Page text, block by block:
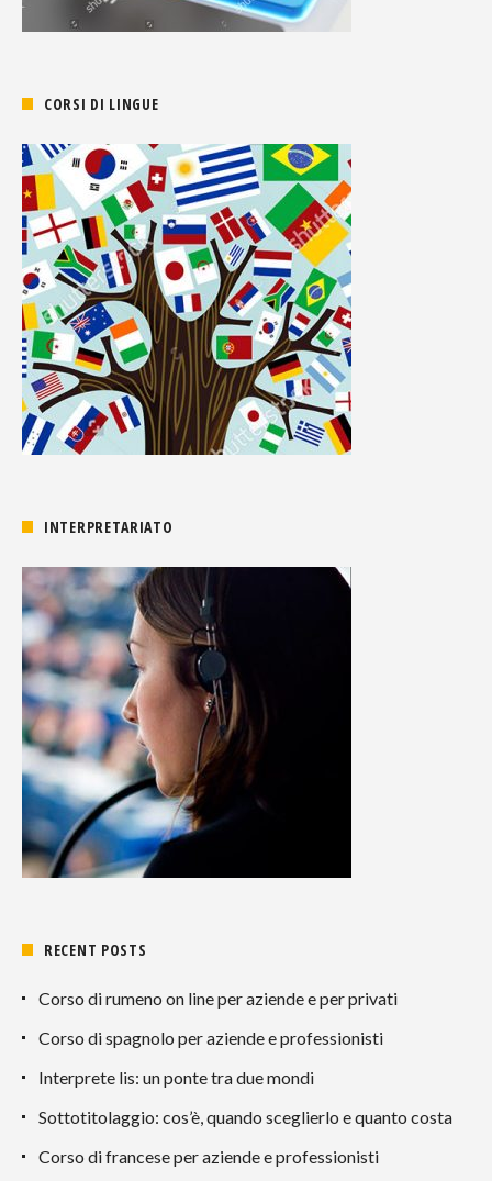
CORSI DI LINGUE
INTERPRETARIATO
RECENT POSTS
Corso di rumeno on line per aziende e per privati
Corso di spagnolo per aziende e professionisti
Interprete lis: un ponte tra due mondi
Sottotitolaggio: cos’è, quando sceglierlo e quanto costa
Corso di francese per aziende e professionisti